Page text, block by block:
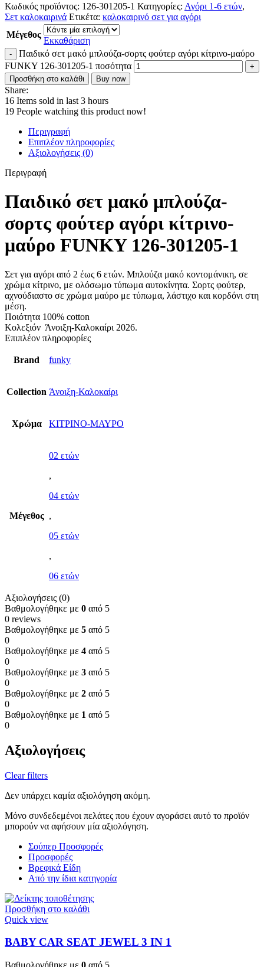
Κωδικός προϊόντος: 126-301205-1 Κατηγορίες: Αγόρι 1-6 ετών,
Σετ καλοκαιρινά Ετικέτα: καλοκαιρινό σετ για αγόρι
Μέγεθος
Εκκαθάριση
Παιδικό σετ μακό μπλούζα-σορτς φούτερ αγόρι κίτρινο-μαύρο
FUNKY 126-301205-1 ποσότητα
Προσθήκη στο καλάθι Buy now
Share:
16 Items sold in last 3 hours
19 People watching this product now!
Περιγραφή
Επιπλέον πληροφορίες
Αξιολογήσεις (0)
Περιγραφή
Παιδικό σετ μακό μπλούζα-
σορτς φούτερ αγόρι κίτρινο-
μαύρο FUNKY 126-301205-1
Σετ για αγόρι από 2 έως 6 ετών. Μπλούζα μακό κοντομάνικη, σε
χρώμα κίτρινο, με ολόσωμο τύπωμα αυτοκίνητα. Σορτς φούτερ,
αχνούδιαστο σε χρώμα μαύρο με τύπωμα, λάστιχο και κορδόνι στη
μέση.
Ποιότητα 100% cotton
Κολεξιόν Άνοιξη-Καλοκαίρι 2026.
Επιπλέον πληροφορίες
Brand funky
Collection Άνοιξη-Καλοκαίρι
Χρώμα ΚΙΤΡΙΝΟ-ΜΑΥΡΟ
Μέγεθος
02 ετών
,
04 ετών
,
05 ετών
,
06 ετών
Αξιολογήσεις (0)
Βαθμολογήθηκε με 0 από 5
0 reviews
Βαθμολογήθηκε με 5 από 5
0
Βαθμολογήθηκε με 4 από 5
0
Βαθμολογήθηκε με 3 από 5
0
Βαθμολογήθηκε με 2 από 5
0
Βαθμολογήθηκε με 1 από 5
0
Αξιολογήσεις
Clear filters
Δεν υπάρχει καμία αξιολόγηση ακόμη.
Μόνο συνδεδεμένοι πελάτες που έχουν αγοράσει αυτό το προϊόν
μπορούν να αφήσουν μία αξιολόγηση.
Σούπερ Προσφορές
Προσφορές
Βρεφικά Είδη
Από την ίδια κατηγορία
Προσθήκη στο καλάθι
Quick view
BABY CAR SEAT JEWEL 3 ΙΝ 1
Βαθμολογήθηκε με 0 από 5